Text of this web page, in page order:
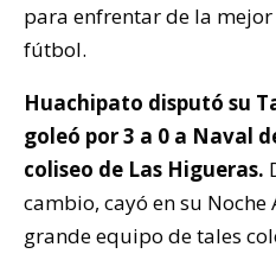
para enfrentar de la
fútbol.
Huachipato disputó su
goleó por 3 a 0 a Naval
coliseo de Las Higueras.
cambio, cayó en su
grande equipo de tales